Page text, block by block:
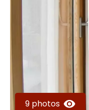
9 photos